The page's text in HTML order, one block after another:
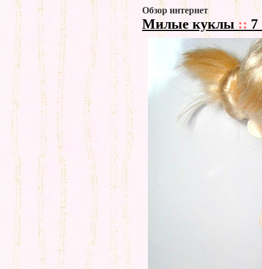
Обзор интернет
Милые куклы::